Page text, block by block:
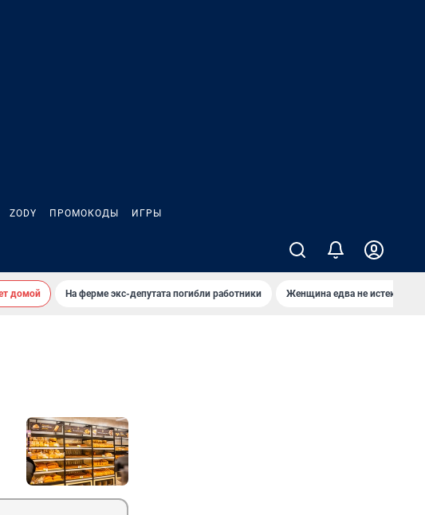
ZODY ПРОМОКОДЫ ИГРЫ
домой На ферме экс-депутата погибли работники Женщина едва не истекла